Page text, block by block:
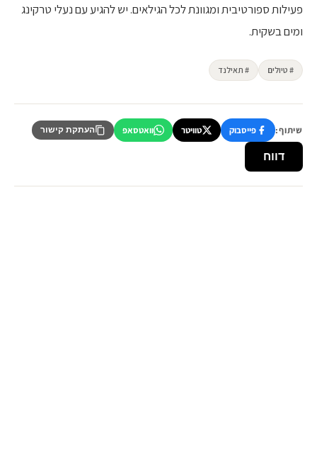
פעילות ספורטיבית ומגוונת לכל הגילאים. יש להגיע עם נעלי טרקינג
ומים בשקית.
# טיולים # תאילנד
שיתוף: פייסבוק טוויטר וואטסאפ העתקת קישור
דווח